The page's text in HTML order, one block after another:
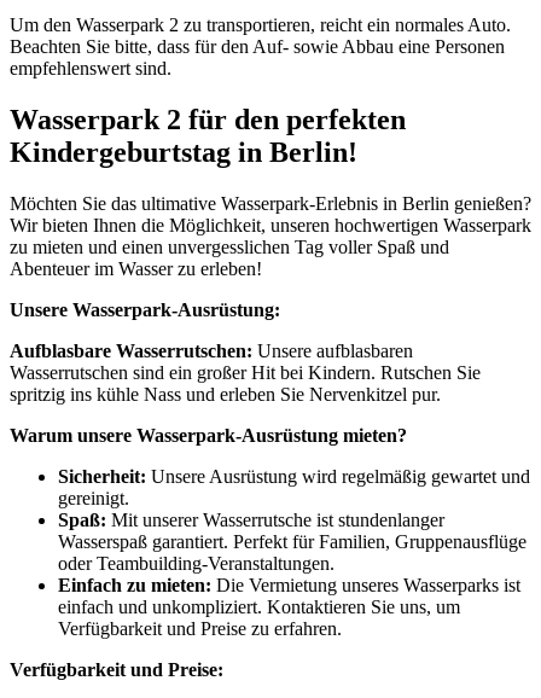
Um den Wasserpark 2 zu transportieren, reicht ein normales Auto.
Beachten Sie bitte, dass für den Auf- sowie Abbau eine Personen
empfehlenswert sind.
Wasserpark 2 für den perfekten
Kindergeburtstag in Berlin!
Möchten Sie das ultimative Wasserpark-Erlebnis in Berlin genießen?
Wir bieten Ihnen die Möglichkeit, unseren hochwertigen Wasserpark
zu mieten und einen unvergesslichen Tag voller Spaß und
Abenteuer im Wasser zu erleben!
Unsere Wasserpark-Ausrüstung:
Aufblasbare Wasserrutschen: Unsere aufblasbaren
Wasserrutschen sind ein großer Hit bei Kindern. Rutschen Sie
spritzig ins kühle Nass und erleben Sie Nervenkitzel pur.
Warum unsere Wasserpark-Ausrüstung mieten?
Sicherheit: Unsere Ausrüstung wird regelmäßig gewartet und
gereinigt.
Spaß: Mit unserer Wasserrutsche ist stundenlanger
Wasserspaß garantiert. Perfekt für Familien, Gruppenausflüge
oder Teambuilding-Veranstaltungen.
Einfach zu mieten: Die Vermietung unseres Wasserparks ist
einfach und unkompliziert. Kontaktieren Sie uns, um
Verfügbarkeit und Preise zu erfahren.
Verfügbarkeit und Preise: